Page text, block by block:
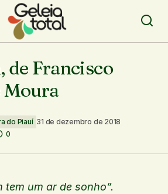
de Francisco
Moura
do Piauí 31 de dezembro de 2018
0
tem um ar de sonho”.